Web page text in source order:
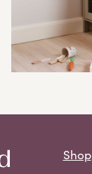
Shop